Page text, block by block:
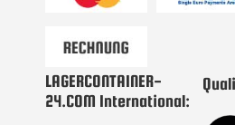
LAGERCONTAINER-
24.COM International: